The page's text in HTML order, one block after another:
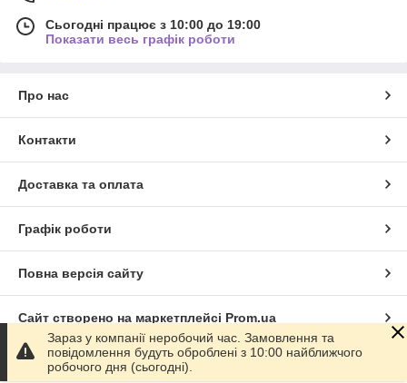
Сьогодні працює з 10:00 до 19:00
Показати весь графік роботи
Про нас
Контакти
Доставка та оплата
Графік роботи
Повна версія сайту
Сайт створено на маркетплейсі Prom.ua
Політика конфіденційності
Зараз у компанії неробочий час. Замовлення та
повідомлення будуть оброблені з 10:00 найближчого
робочого дня (сьогодні).